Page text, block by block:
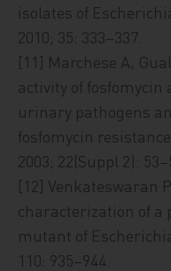
isolates of
2010; 35: 333–337.
[11] Marchese A,
activity of
urinary pathogens
fosfomycin
2003; 22(Suppl 2):
[12] Venkateswaran
characterization of a
mutant of
110: 935–944.